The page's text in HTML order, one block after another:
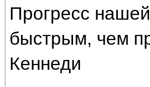
Прогресс
быстрым, чем
Кеннеди